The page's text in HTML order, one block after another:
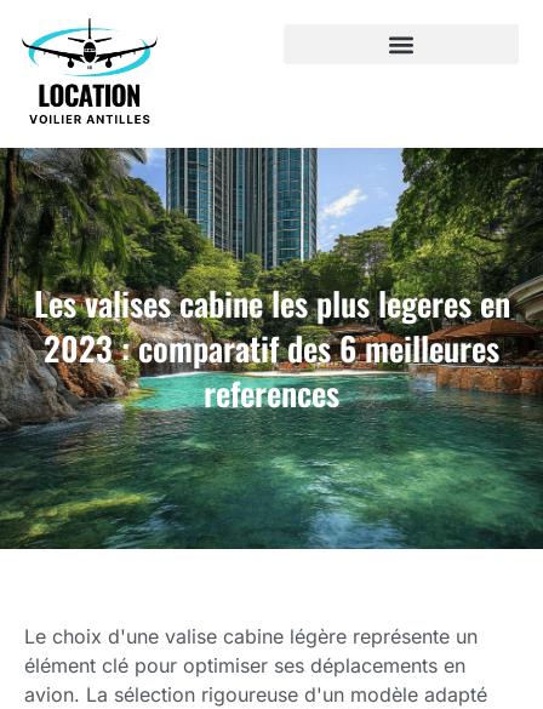
Les valises cabine les plus legeres en
2023 : comparatif des 6 meilleures
references
Le choix d'une valise cabine légère représente un
élément clé pour optimiser ses déplacements en
avion. La sélection rigoureuse d'un modèle adapté